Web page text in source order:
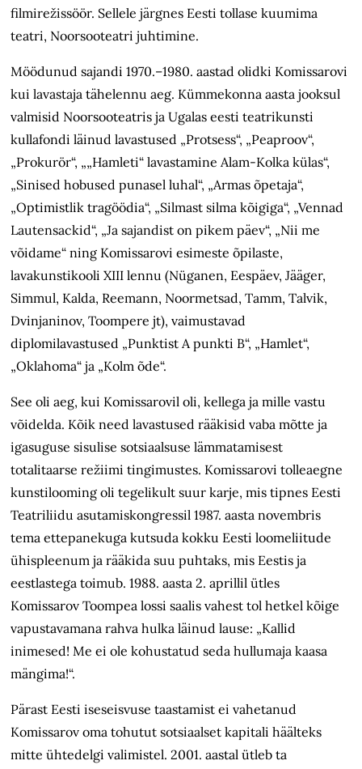
filmirežissöör. Sellele järgnes Eesti tollase kuumima
teatri, Noorsooteatri juhtimine.
Möödunud sajandi 1970.–1980. aastad olidki Komissarovi
kui lavastaja tähelennu aeg. Kümmekonna aasta jooksul
valmisid Noorsooteatris ja Ugalas eesti teatrikunsti
kullafondi läinud lavastused „Protsess“, „Peaproov“,
„Prokurör“, „„Hamleti“ lavastamine Alam-Kolka külas“,
„Sinised hobused punasel luhal“, „Armas õpetaja“,
„Optimistlik tragöödia“, „Silmast silma kõigiga“, „Vennad
Lautensackid“, „Ja sajandist on pikem päev“, „Nii me
võidame“ ning Komissarovi esimeste õpilaste,
lavakunstikooli XIII lennu (Nüganen, Eespäev, Jääger,
Simmul, Kalda, Reemann, Noormetsad, Tamm, Talvik,
Dvinjaninov, Toompere jt), vaimustavad
diplomilavastused „Punktist A punkti B“, „Hamlet“,
„Oklahoma“ ja „Kolm õde“.
See oli aeg, kui Komissarovil oli, kellega ja mille vastu
võidelda. Kõik need lavastused rääkisid vaba mõtte ja
igasuguse sisulise sotsiaalsuse lämmatamisest
totalitaarse režiimi tingimustes. Komissarovi tolleaegne
kunstilooming oli tegelikult suur karje, mis tipnes Eesti
Teatriliidu asutamiskongressil 1987. aasta novembris
tema ettepanekuga kutsuda kokku Eesti loomeliitude
ühispleenum ja rääkida suu puhtaks, mis Eestis ja
eestlastega toimub. 1988. aasta 2. aprillil ütles
Komissarov Toompea lossi saalis vahest tol hetkel kõige
vapustavamana rahva hulka läinud lause: „Kallid
inimesed! Me ei ole kohustatud seda hullumaja kaasa
mängima!“.
Pärast Eesti iseseisvuse taastamist ei vahetanud
Komissarov oma tohutut sotsiaalset kapitali häälteks
mitte ühtedelgi valimistel. 2001. aastal ütleb ta